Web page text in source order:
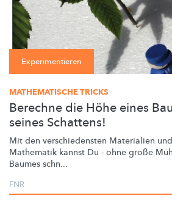
Experimentieren
MATHEMATISCHE TRICKS
Berechne die Höhe eines
seines Schattens!
Mit den verschiedensten Materialien
Mathematik kannst Du - ohne große
Baumes schn...
FNR